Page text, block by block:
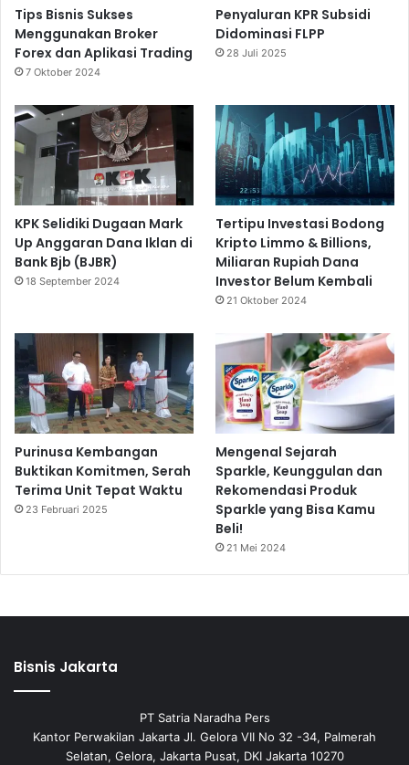
Tips Bisnis Sukses
Menggunakan Broker
Forex dan Aplikasi Trading
7 Oktober 2024
Penyaluran KPR Subsidi
Didominasi FLPP
28 Juli 2025
KPK Selidiki Dugaan Mark
Up Anggaran Dana Iklan di
Bank Bjb (BJBR)
18 September 2024
Tertipu Investasi Bodong
Kripto Limmo & Billions,
Miliaran Rupiah Dana
Investor Belum Kembali
21 Oktober 2024
Purinusa Kembangan
Buktikan Komitmen, Serah
Terima Unit Tepat Waktu
23 Februari 2025
Mengenal Sejarah
Sparkle, Keunggulan dan
Rekomendasi Produk
Sparkle yang Bisa Kamu
Beli!
21 Mei 2024
Bisnis Jakarta
PT Satria Naradha Pers
Kantor Perwakilan Jakarta Jl. Gelora VII No 32 -34, Palmerah
Selatan, Gelora, Jakarta Pusat, DKI Jakarta 10270